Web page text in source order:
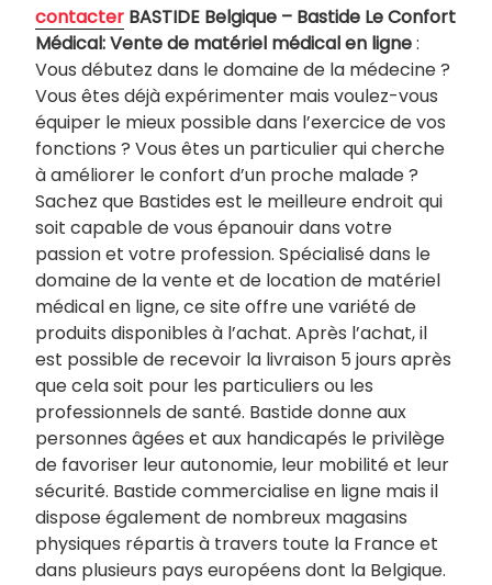
contacter BASTIDE Belgique – Bastide Le Confort
Médical: Vente de matériel médical en ligne:
Vous débutez dans le domaine de la médecine ?
Vous êtes déjà expérimenter mais voulez-vous
équiper le mieux possible dans l’exercice de vos
fonctions ? Vous êtes un particulier qui cherche
à améliorer le confort d’un proche malade ?
Sachez que Bastides est le meilleure endroit qui
soit capable de vous épanouir dans votre
passion et votre profession. Spécialisé dans le
domaine de la vente et de location de matériel
médical en ligne, ce site offre une variété de
produits disponibles à l’achat. Après l’achat, il
est possible de recevoir la livraison 5 jours après
que cela soit pour les particuliers ou les
professionnels de santé. Bastide donne aux
personnes âgées et aux handicapés le privilège
de favoriser leur autonomie, leur mobilité et leur
sécurité. Bastide commercialise en ligne mais il
dispose également de nombreux magasins
physiques répartis à travers toute la France et
dans plusieurs pays européens dont la Belgique.